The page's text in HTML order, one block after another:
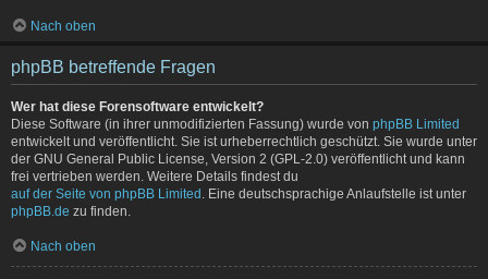
Nach oben
phpBB betreffende Fragen
Wer hat diese Forensoftware entwickelt?
Diese Software (in ihrer unmodifizierten Fassung) wurde von phpBB Limited
entwickelt und veröffentlicht. Sie ist urheberrechtlich geschützt. Sie wurde unter
der GNU General Public License, Version 2 (GPL-2.0) veröffentlicht und kann
frei vertrieben werden. Weitere Details findest du
auf der Seite von phpBB Limited . Eine deutschsprachige Anlaufstelle ist unter
phpBB.de zu finden.
Nach oben